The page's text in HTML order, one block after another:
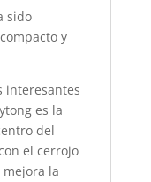
sido
y
interesantes
es la
del
el cerrojo
la